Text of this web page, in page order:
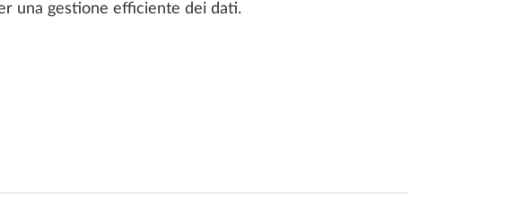
una gestione efficiente dei dati.